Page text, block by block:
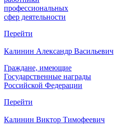
профессиональных
сфер деятельности
Перейти
Калинин Александр Васильевич
Граждане, имеющие
Государственные награды
Российской Федерации
Перейти
Калинин Виктор Тимофеевич